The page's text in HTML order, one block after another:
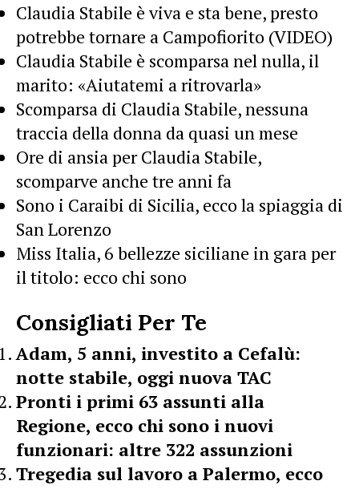
Claudia Stabile è viva e sta bene, presto
potrebbe tornare a Campofiorito (VIDEO)
Claudia Stabile è scomparsa nel nulla, il
marito: «Aiutatemi a ritrovarla»
Scomparsa di Claudia Stabile, nessuna
traccia della donna da quasi un mese
Ore di ansia per Claudia Stabile,
scomparve anche tre anni fa
Sono i Caraibi di Sicilia, ecco la spiaggia di
San Lorenzo
Miss Italia, 6 bellezze siciliane in gara per
il titolo: ecco chi sono
Consigliati Per Te
Adam, 5 anni, investito a Cefalù:
notte stabile, oggi nuova TAC
Pronti i primi 63 assunti alla
Regione, ecco chi sono i nuovi
funzionari: altre 322 assunzioni
Tregedia sul lavoro a Palermo, ecco